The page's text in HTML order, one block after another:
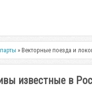
» Векторные поезда и
известные в